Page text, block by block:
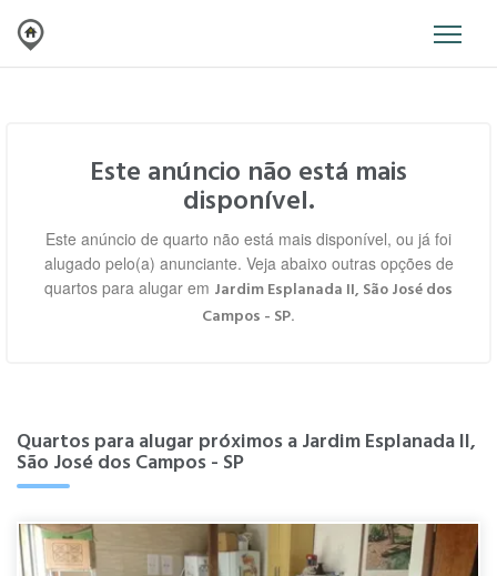
Este anúncio não está mais
disponível.
Este anúncio de quarto não está mais disponível, ou já foi
alugado pelo(a) anunciante. Veja abaixo outras opções de
quartos para alugar em Jardim Esplanada II, São José dos
Campos - SP.
Quartos para alugar próximos a Jardim Esplanada II,
São José dos Campos - SP